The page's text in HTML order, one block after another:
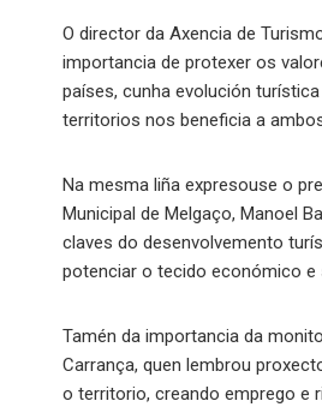
O director da Axencia de
importancia de protexer os
países, cunha evolución
territorios nos beneficia a
Na mesma liña expresouse o
Municipal de Melgaço, Manoel
claves do desenvolvemento
potenciar o tecido económico e
Tamén da importancia da
Carrança, quen lembrou
o territorio, creando emprego e